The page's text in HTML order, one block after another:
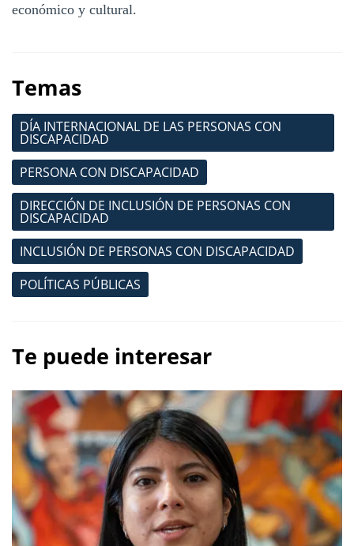
económico y cultural.
Temas
DÍA INTERNACIONAL DE LAS PERSONAS CON
DISCAPACIDAD
PERSONA CON DISCAPACIDAD
DIRECCIÓN DE INCLUSIÓN DE PERSONAS CON
DISCAPACIDAD
INCLUSIÓN DE PERSONAS CON DISCAPACIDAD
POLÍTICAS PÚBLICAS
Te puede interesar